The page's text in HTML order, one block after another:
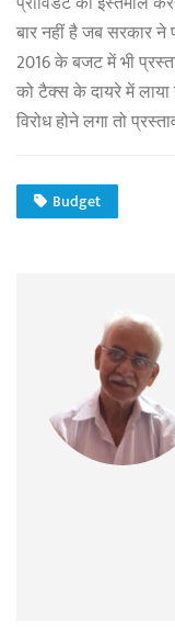
बार नहीं है जब सरकार ने
2016 के बजट में भी
को टैक्स के दायरे में
विरोध होने लगा तो
Budget